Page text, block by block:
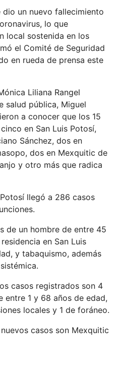
un nuevo fallecimiento
lo que
local sostenida en los
el Comité de Seguridad
en rueda de prensa este
Liliana Rangel
salud pública, Miguel
a conocer que los 15
en San Luis Potosí,
Sánchez, dos en
dos en Mexquitic de
y otro más que radica
llegó a 286 casos
de un hombre de entre 45
en San Luis
y tabaquismo, además
casos registrados son 4
entre 1 y 68 años de edad,
locales y 1 de foráneo.
casos son Mexquitic